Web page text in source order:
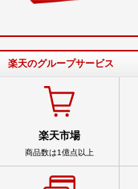
楽天のグループサービス
楽天市場
商品数は1億点以上